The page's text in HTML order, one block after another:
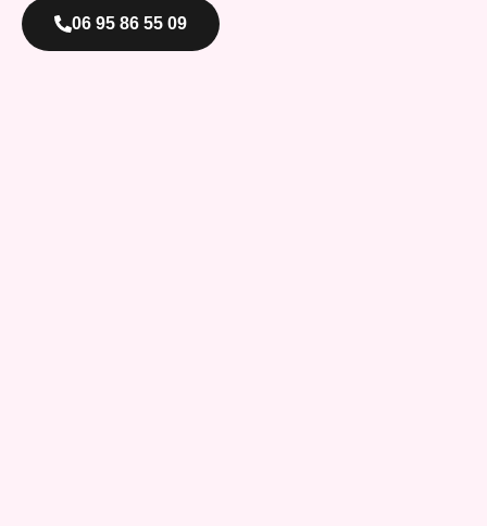
06 95 86 55 09